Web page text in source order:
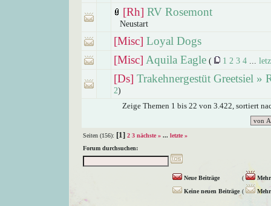
[Rh] RV Rosemont
Neustart
[Misc] Loyal Dogs
[Misc] Aquila Eagle ( 1 2 3 4
[Ds] Trakehnergestüt Greetsiel »
2)
Zeige Themen 1 bis 22 von 3.422, sortiert
Seiten (156): [1] 2 3 nächste » ... letzte »
Forum durchsuchen:
Neue Beiträge (
Keine neuen Beiträge (